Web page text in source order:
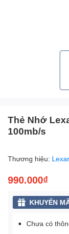
Thẻ Nhớ
100mb/s
Thương hiệu: Lexar
990.000₫
KHUYẾN
Chưa có